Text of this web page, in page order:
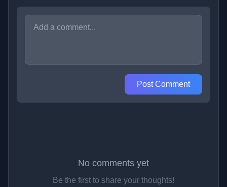
Post Comment
No comments yet
Be the first to share your thoughts!